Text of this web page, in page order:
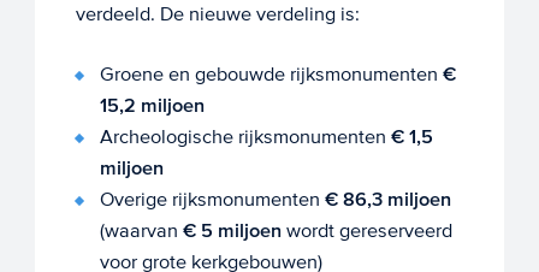
verdeeld. De nieuwe verdeling is:
Groene en gebouwde rijksmonumenten €
15,2 miljoen
Archeologische rijksmonumenten € 1,5
miljoen
Overige rijksmonumenten € 86,3 miljoen
(waarvan € 5 miljoenwordt gereserveerd
voor grote kerkgebouwen)